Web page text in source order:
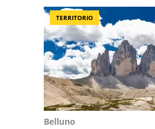
TERRITORIO
Belluno